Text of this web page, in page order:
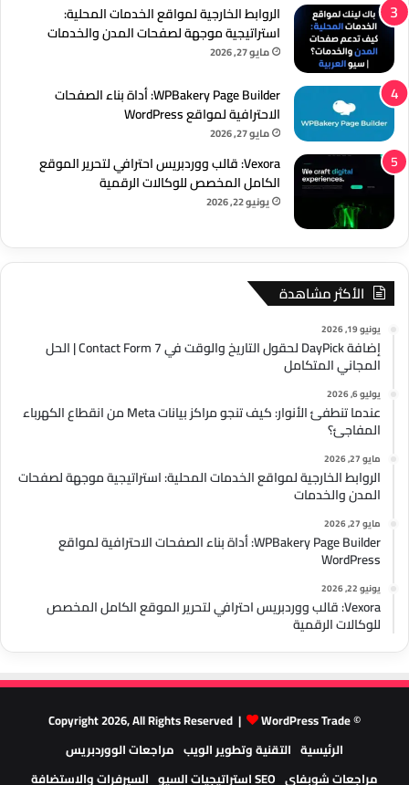
الروابط الخارجية لمواقع الخدمات المحلية:
استراتيجية موجهة لصفحات المدن والخدمات
مايو 27, 2026
WPBakery Page Builder: أداة بناء الصفحات
الاحترافية لمواقع WordPress
مايو 27, 2026
Vexora: قالب ووردبريس احترافي لتحرير الموقع
الكامل المخصص للوكالات الرقمية
يونيو 22, 2026
الأكثر مشاهدة
يونيو 19, 2026
إضافة DayPick لحقول التاريخ والوقت في Contact Form 7 | الحل
المجاني المتكامل
يوليو 6, 2026
عندما تنطفئ الأنوار: كيف تنجو مراكز بيانات Meta من انقطاع الكهرباء
المفاجئ؟
مايو 27, 2026
الروابط الخارجية لمواقع الخدمات المحلية: استراتيجية موجهة لصفحات
المدن والخدمات
مايو 27, 2026
WPBakery Page Builder: أداة بناء الصفحات الاحترافية لمواقع
WordPress
يونيو 22, 2026
Vexora: قالب ووردبريس احترافي لتحرير الموقع الكامل المخصص
للوكالات الرقمية
© Copyright 2026, All Rights Reserved |
WordPress Trade
الرئيسية التقنية وتطوير الويب مراجعات الووردبريس
مراجعات شوبفاي SEO استراتيجيات السيو السيرفرات والاستضافة